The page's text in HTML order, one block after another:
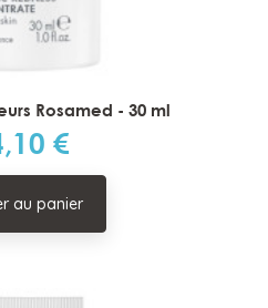
Rosamed - 30 ml
€
au panier